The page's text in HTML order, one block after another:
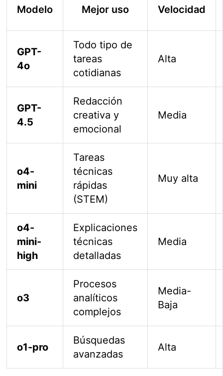
Modelo Mejor uso Velocidad
GPT-
4o
Todo tipo de
tareas
cotidianas
Alta
GPT-
4.5
Redacción
creativa y
emocional
Media
o4-
mini
Tareas
técnicas
rápidas
(STEM)
Muy alta
o4-
mini-
high
Explicaciones
técnicas
detalladas
Media
o3
Procesos
analíticos
complejos
Media-
Baja
o1-pro
Búsquedas
avanzadas
Alta